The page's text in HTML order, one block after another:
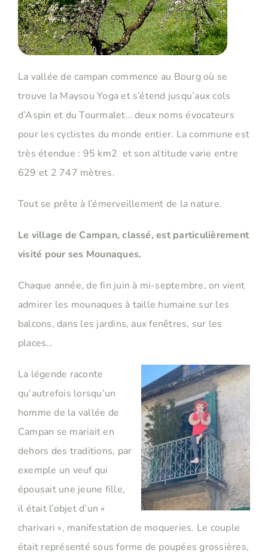
La vallée de campan commence au Bourg où se
trouve la Maysou Yoga et s’étend jusqu’aux cols
d’Aspin et du Tourmalet… deux noms évocateurs
pour les cyclistes du monde entier. La commune est
très étendue : 95 km2 et son altitude varie entre
629 et 2 747 mètres.
Tout se prête à l’émerveillement de la nature.
Le village de Campan, classé, est particulièrement
visité pour ses Mounaques.
Chaque année, de fin juin à mi-septembre, on vient
admirer les mounaques à taille humaine sur les
balcons, dans les jardins, aux fenêtres, sur les
places…
La légende raconte
qu’autrefois lorsqu’un
homme de la vallée de
Campan se mariait en
dehors des traditions, par
exemple un veuf qui
épousait une jeune fille,
il était l’objet d’un «
charivari », manifestation de moqueries. Le couple
était représenté sous forme de poupées grossières,